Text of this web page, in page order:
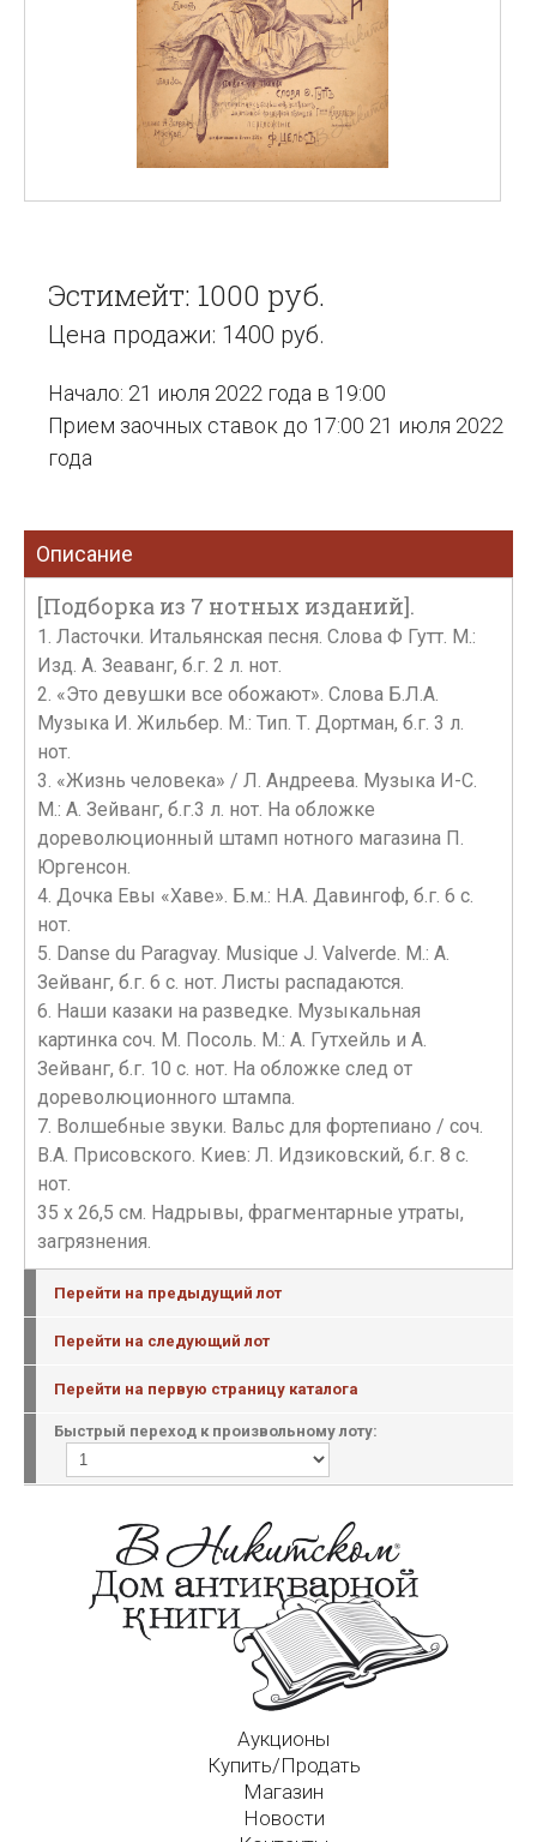
Эстимейт: 1000 руб.
Цена продажи: 1400 руб.
Начало: 21 июля 2022 года в 19:00
Прием заочных ставок до 17:00 21 июля 2022
года
Описание
[Подборка из 7 нотных изданий].
1. Ласточки. Итальянская песня. Слова Ф Гутт. М.:
Изд. А. Зеаванг, б.г. 2 л. нот.
2. «Это девушки все обожают». Слова Б.Л.А.
Музыка И. Жильбер. М.: Тип. Т. Дортман, б.г. 3 л.
нот.
3. «Жизнь человека» / Л. Андреева. Музыка И-С.
М.: А. Зейванг, б.г.3 л. нот. На обложке
дореволюционный штамп нотного магазина П.
Юргенсон.
4. Дочка Евы «Хаве». Б.м.: Н.А. Давингоф, б.г. 6 с.
нот.
5. Danse du Paragvay. Musique J. Valverde. М.: А.
Зейванг, б.г. 6 с. нот. Листы распадаются.
6. Наши казаки на разведке. Музыкальная
картинка соч. М. Посоль. М.: А. Гутхейль и А.
Зейванг, б.г. 10 с. нот. На обложке след от
дореволюционного штампа.
7. Волшебные звуки. Вальс для фортепиано / соч.
В.А. Присовского. Киев: Л. Идзиковский, б.г. 8 с.
нот.
35 х 26,5 см. Надрывы, фрагментарные утраты,
загрязнения.
Перейти на предыдущий лот
Перейти на следующий лот
Перейти на первую страницу каталога
Быстрый переход к произвольному лоту:
Аукционы
Купить/Продать
Магазин
Новости